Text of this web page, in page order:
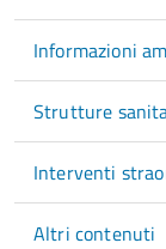
Informazioni
Strutture
Interventi
Altri contenuti